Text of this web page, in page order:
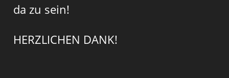
da zu sein!
HERZLICHEN DANK!